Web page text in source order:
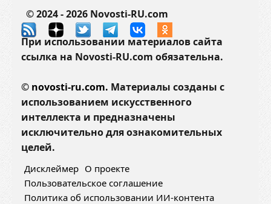
© 2024 - 2026 Novosti-RU.com
При использовании материалов сайта
ссылка на Novosti-RU.com обязательна.
© novosti-ru.com. Материалы созданы с
использованием искусственного
интеллекта и предназначены
исключительно для ознакомительных
целей.
Дисклеймер О проекте
Пользовательское соглашение
Политика об использовании ИИ-контента